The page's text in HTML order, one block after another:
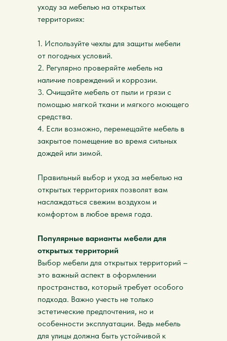
уходу за мебелью на открытых
территориях:
1. Используйте чехлы для защиты мебели
от погодных условий.
2. Регулярно проверяйте мебель на
наличие повреждений и коррозии.
3. Очищайте мебель от пыли и грязи с
помощью мягкой ткани и мягкого моющего
средства.
4. Если возможно, перемещайте мебель в
закрытое помещение во время сильных
дождей или зимой.
Правильный выбор и уход за мебелью на
открытых территориях позволят вам
наслаждаться свежим воздухом и
комфортом в любое время года.
Популярные варианты мебели для
открытых территорий
Выбор мебели для открытых территорий –
это важный аспект в оформлении
пространства, который требует особого
подхода. Важно учесть не только
эстетические предпочтения, но и
особенности эксплуатации. Ведь мебель
для улицы должна быть устойчивой к